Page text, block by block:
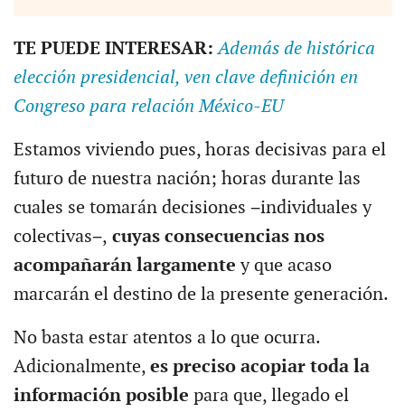
TE PUEDE INTERESAR:Además de histórica
elección presidencial, ven clave definición en
Congreso para relación México-EU
Estamos viviendo pues, horas decisivas para el
futuro de nuestra nación; horas durante las
cuales se tomarán decisiones −individuales y
colectivas−, cuyas consecuencias nos
acompañarán largamente y que acaso
marcarán el destino de la presente generación.
No basta estar atentos a lo que ocurra.
Adicionalmente, es preciso acopiar toda la
información posible para que, llegado el